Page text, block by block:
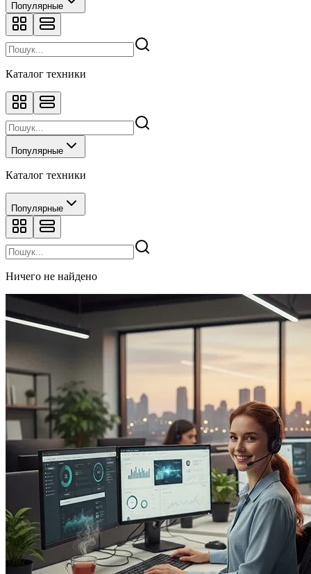
Популярные
Каталог техники
Популярные
Каталог техники
Популярные
Ничего не найдено